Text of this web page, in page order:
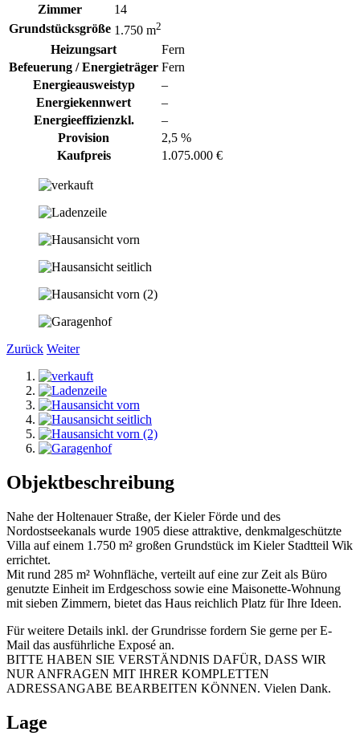
Zimmer
14
Grundstücksgröße 1.750 m2
Heizungsart
Fern
Befeuerung / Energieträger Fern
Energieausweistyp
–
Energiekennwert
–
Energieeffizienzkl.
–
Provision
2,5 %
Kaufpreis
1.075.000 €
Zurück Weiter
Objektbeschreibung
Nahe der Holtenauer Straße, der Kieler Förde und des
Nordostseekanals wurde 1905 diese attraktive, denkmalgeschützte
Villa auf einem 1.750 m² großen Grundstück im Kieler Stadtteil Wik
errichtet.
Mit rund 285 m² Wohnfläche, verteilt auf eine zur Zeit als Büro
genutzte Einheit im Erdgeschoss sowie eine Maisonette-Wohnung
mit sieben Zimmern, bietet das Haus reichlich Platz für Ihre Ideen.
Für weitere Details inkl. der Grundrisse fordern Sie gerne per E-
Mail das ausführliche Exposé an.
BITTE HABEN SIE VERSTÄNDNIS DAFÜR, DASS WIR
NUR ANFRAGEN MIT IHRER KOMPLETTEN
ADRESSANGABE BEARBEITEN KÖNNEN. Vielen Dank.
Lage